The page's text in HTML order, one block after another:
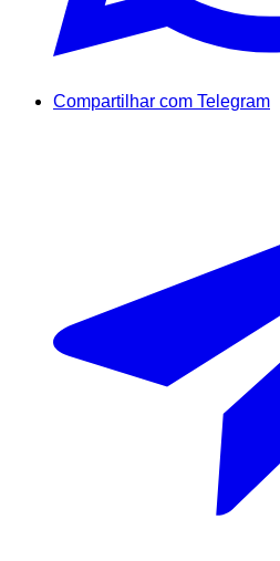
Compartilhar com Telegram